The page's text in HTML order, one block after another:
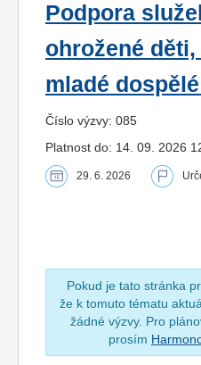
Podpora
ohrožené
mladé
Číslo výzvy: 085
Platnost do: 14. 09. 2026
29. 6. 2026
Pokud je tato stránka
že k tomuto tématu
žádné výzvy. Pro
prosím